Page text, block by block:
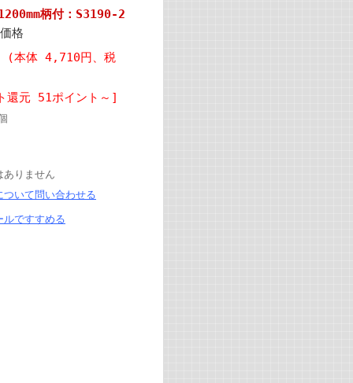
柄付：S3190-2
格
(本体 4,710円、税
還元 51ポイント～]
ありません
ついて問い合わせる
ルですすめる